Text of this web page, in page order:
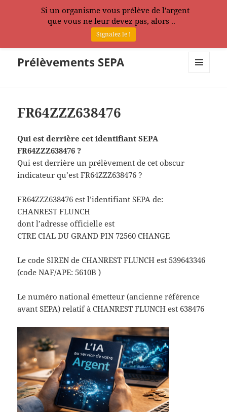
Prélèvements SEPA
FR64ZZZ638476
Qui est derrière cet identifiant SEPA
FR64ZZZ638476 ?
Qui est derrière un prélèvement de cet obscur
indicateur qu’est FR64ZZZ638476 ?
FR64ZZZ638476 est l’identifiant SEPA de:
CHANREST FLUNCH
dont l’adresse officielle est
CTRE CIAL DU GRAND PIN 72560 CHANGE
Le code SIREN de CHANREST FLUNCH est 539643346
(code NAF/APE: 5610B )
Le numéro national émetteur (ancienne référence
avant SEPA) relatif à CHANREST FLUNCH est 638476
Si un organisme vous prélève de l'argent
que vous ne leur devez pas, alors ..
Signalez le !